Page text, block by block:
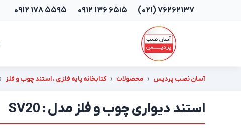
(۰۲۱) ۷۶۲۶۲۱۳۷ ۰۹۱۲ ۱۳۶ ۶۵۱۵ ۰۹۱۲ ۱۷۸ ۵۵۹۵
آسان نصب پردیس محصولات کتابخانه پایه فلزی ، استند چوب و فلز
استند دیواری چوب و فلز مدل : SV20